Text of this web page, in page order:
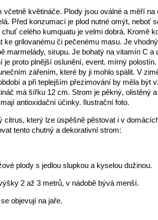
květináče. Plody jsou oválné a měří na
Před konzumací je plod nutné omýt, neboť
celého kumquatu je velmi dobrá. Kromě
ke grilovanému či pečenému masu. Je
marmelády, sirupu. Je bohatý na vitamín C a
je proto plnější oslunění, event. mírný
zářením, které by ji mohlo spálit. V
a při teplejším přezimování by měla být
má šířku 12 cm. Strom je pěkný, olistěný
antioxidační účinky. Ilustrační foto.
citrus, který lze úspěšně pěstovat i v
tento chutný a dekorativní strom:
plody s jedlou slupkou a kyselou dužinou.
2 až 3 metrů, v nádobě bývá menší.
objevují na jaře.